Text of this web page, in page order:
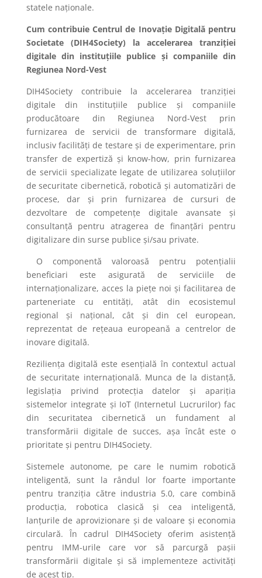
statele naționale.
Cum contribuieCentrul de Inovație Digitală pentru
Societate (DIH4Society) la accelerarea tranziției
digitale din instituțiile publice și companiile din
Regiunea Nord-Vest
DIH4Society contribuie la accelerarea tranziției
digitale din instituțiile publice și companiile
producătoare din Regiunea Nord-Vest prin
furnizarea de servicii de transformare digitală,
inclusiv facilități de testare și de experimentare, prin
transfer de expertiză și know-how, prin furnizarea
de servicii specializate legate de utilizarea soluțiilor
de securitate cibernetică, robotică și automatizări de
procese, dar și prin furnizarea de cursuri de
dezvoltare de competențe digitale avansate și
consultanță pentru atragerea de finanțări pentru
digitalizare din surse publice și/sau private.
O componentă valoroasă pentru potențialii
beneficiari este asigurată de serviciile de
internaționalizare, acces la piețe noi și facilitarea de
parteneriate cu entități, atât din ecosistemul
regional și național, cât și din cel european,
reprezentat de rețeaua europeană a centrelor de
inovare digitală.
Reziliența digitală este esențială în contextul actual
de securitate internațională. Munca de la distanță,
legislația privind protecția datelor și apariția
sistemelor integrate și IoT (Internetul Lucrurilor) fac
din securitatea cibernetică un fundament al
transformării digitale de succes, așa încât este o
prioritate și pentru DIH4Society.
Sistemele autonome, pe care le numim robotică
inteligentă, sunt la rândul lor foarte importante
pentru tranziția către industria 5.0, care combină
producția, robotica clasică și cea inteligentă,
lanțurile de aprovizionare și de valoare și economia
circulară. În cadrul DIH4Society oferim asistență
pentru IMM-urile care vor să parcurgă pașii
transformării digitale și să implementeze activități
de acest tip.